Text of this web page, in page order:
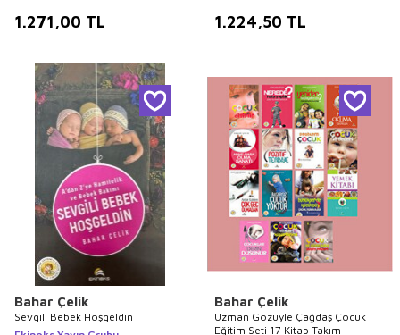
1.271,00 TL 1.224,50 TL
Bahar Çelik
Sevgili Bebek Hoşgeldin
Bahar Çelik
Uzman Gözüyle Çağdaş Çocuk
Eğitim Seti 17 Kitap Takım